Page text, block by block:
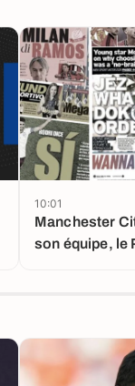
Manchester
son équipe, le
10:01